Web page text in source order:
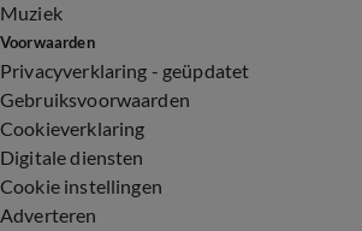
Muziek
Voorwaarden
Privacyverklaring - geüpdatet
Gebruiksvoorwaarden
Cookieverklaring
Digitale diensten
Cookie instellingen
Adverteren